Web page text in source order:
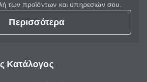
των προϊόντων και υπηρεσιών σου.
Περισσότερα
Κατάλογος